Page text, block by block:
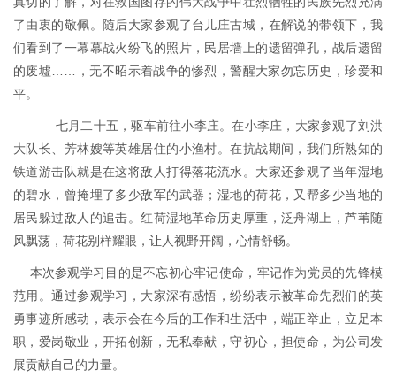
了由衷的敬佩。随后大家参观了台儿庄古城，在解说的带领下，我
们看到了一幕幕战火纷飞的照片，民居墙上的遗留弹孔，战后遗留
的废墟……，无不昭示着战争的惨烈，警醒大家勿忘历史，珍爱和
平。
七月二十五，驱车前往小李庄。在小李庄，大家参观了刘洪
大队长、芳林嫂等英雄居住的小渔村。在抗战期间，我们所熟知的
铁道游击队就是在这将敌人打得落花流水。大家还参观了 当年湿地
的碧水， 曾掩埋了多少敌军的武器 ；湿地的荷花， 又帮多少当地的
居民躲过敌人的追击。红荷湿地革命历史厚重，泛舟湖上，芦苇随
风飘荡，荷花别样耀眼，让人视野开阔，心情舒畅。
本次参观学习目的是不忘初心牢记使命，牢记作为党员的先锋模
范用。通过参观学习，大家深有感悟，纷纷表示被革命先烈们的英
勇事迹所感动，表示会在今后的工作和生活中，端正举止，立足本
职，爱岗敬业，开拓创新，无私奉献，守初心，担使命，为公司发
展贡献自己的力量。